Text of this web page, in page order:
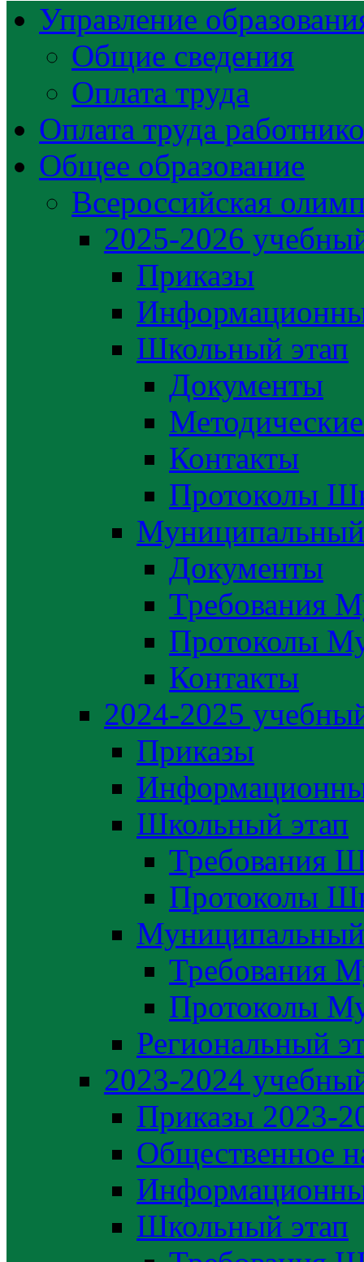
Управление
Общие сведения
Оплата труда
Оплата труда
Общее образование
Всероссийская
2025-2026
Приказы
Школьный этап
Документы
Контакты
Протоколы
Муниципальный
Документы
Требования
Протоколы
Контакты
2024-2025
Приказы
Школьный этап
Требования
Протоколы
Муниципальный
Требования
Протоколы
Региональный
2023-2024
Приказы 2023-
Общественное
Школьный этап